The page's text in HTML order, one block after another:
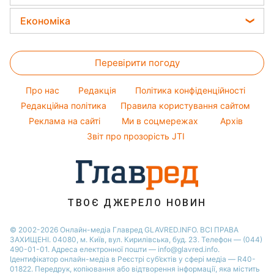
Новини Рівного
Новини Дніпра
Салати
Софія Ротару
Ольга Сумська
Філіп Кіркоров
Олена Зеленська
Ані Лорак
Кейт Міддлтон
Алла Пугачова
Погода на завтра
Фарбування волосся
Гарний манікюр
Модні помилки
Поради від Андре Тана
Усе про сало
Прання
Кімнатні рослини
Авто
Економіка
Грошова допомога
Тарифи
Курс валют
Перевірити погоду
Про нас Редакція
Політика конфіденційності
Редакційна політика
Правила користування сайтом
Реклама на сайті
Ми в соцмережах
Архів
Звіт про прозорість JTI
ТВОЄ ДЖЕРЕЛО НОВИН
© 2002-2026 Онлайн-медіа Главред GLAVRED.INFO. ВСІ ПРАВА
ЗАХИЩЕНІ. 04080, м. Київ, вул. Кирилівська, буд. 23. Телефон — (044)
490-01-01. Адреса електронної пошти — info@glavred.info.
Ідентифікатор онлайн-медіа в Реєстрі суб’єктів у сфері медіа — R40-
01822. Передрук, копіювання або відтворення інформації, яка містить